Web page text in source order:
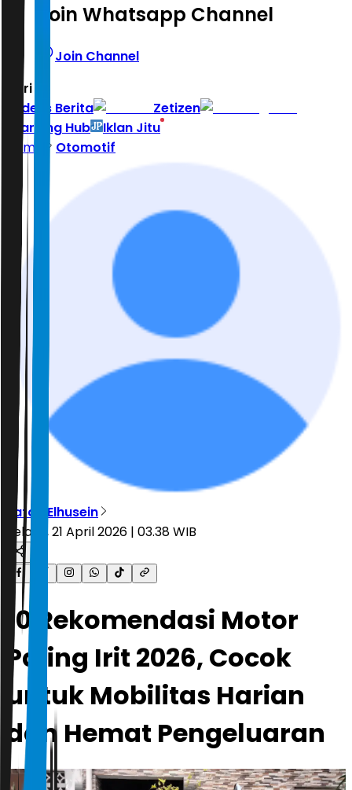
Join Whatsapp Channel
Join Channel
Hari ini
Indeks Berita
Zetizen
Learning Hub
Iklan Jitu
Home
Otomotif
Fatah Elhusein
Selasa, 21 April 2026 | 03.38 WIB
10 Rekomendasi Motor
Paling Irit 2026, Cocok
untuk Mobilitas Harian
dan Hemat Pengeluaran